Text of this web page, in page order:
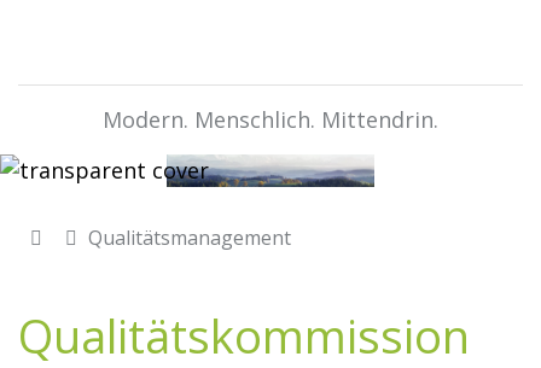
Modern. Menschlich. Mittendrin.
Qualitätsmanagement
Qualitätskommission